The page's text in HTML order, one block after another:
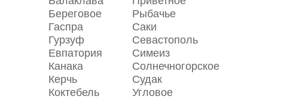
Береговое
Гаспра
Гурзуф
Евпатория
Канака
Керчь
Коктебель
Рыбачье
Саки
Севастополь
Симеиз
Солнечногорское
Судак
Угловое